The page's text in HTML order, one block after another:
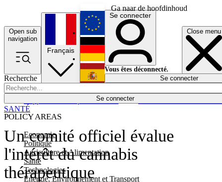
Ga naar de hoofdinhoud
Open sub
navigation
Close menu
Recherche
Se connecter
POLICY AREAS
Economie
Politique
Agriculture et Alimentation
Santé
Technologies
Energie, Environnement et Transport
Économie
Français
English
Deutsch
Español
Se connecter
Vous êtes déconnecté.
Se connecter
Un comité officiel évalue
l'intérêt du cannabis
thérapeutique
SANTÉ